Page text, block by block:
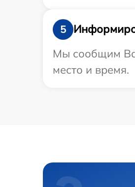
5
Мы сообщим
место и время.